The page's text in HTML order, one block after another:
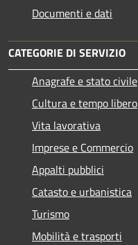
Documenti e dati
CATEGORIE DI SERVIZIO
Anagrafe e stato civile
Cultura e tempo libero
Vita lavorativa
Imprese e Commercio
Appalti pubblici
Catasto e urbanistica
Turismo
Mobilità e trasporti